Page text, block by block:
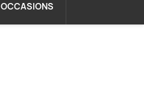
OCCASIONS